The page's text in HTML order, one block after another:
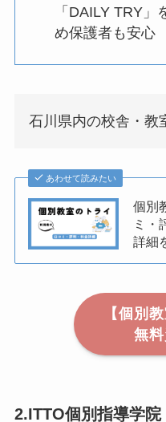
「DAILY TRY
め保護者も安心
石川県内の校舎・教
あわせて読みたい
個別
ミ・
詳細
【個別
無
2.ITTO個別指導学院